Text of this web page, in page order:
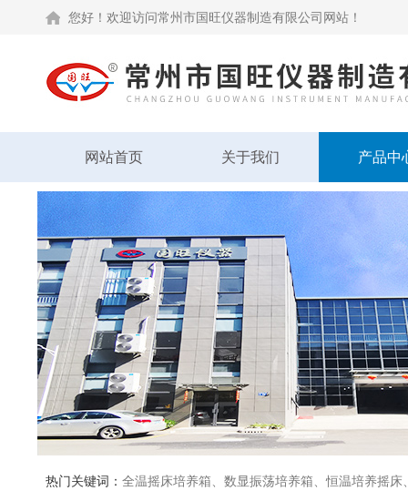
您好！欢迎访问常州市国旺仪器制造有限公司网站！
网站首页 关于我们 产品中
热门关键词： 全温摇床培养箱、数显振荡培养箱、恒温培养摇